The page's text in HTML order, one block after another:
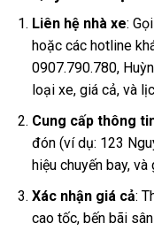
Liên hệ nhà xe: Gọi
hoặc các hotline
0907.790.780,
loại xe, giá cả, và
Cung cấp thông
đón (ví dụ: 123
hiệu chuyến bay,
Xác nhận giá cả:
cao tốc, bến bãi